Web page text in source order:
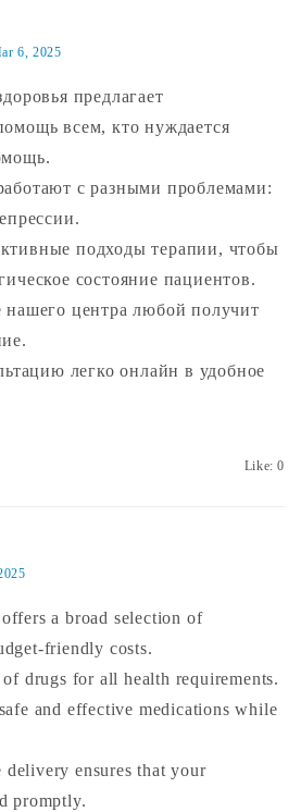
6, 2025
предлагает
всем, кто нуждается
с разными проблемами:
подходы терапии, чтобы
состояние пациентов.
центра любой получит
легко онлайн в удобное
Like:0
a broad selection of
friendly costs.
drugs for all health requirements.
and effective medications while
delivery ensures that your
promptly.